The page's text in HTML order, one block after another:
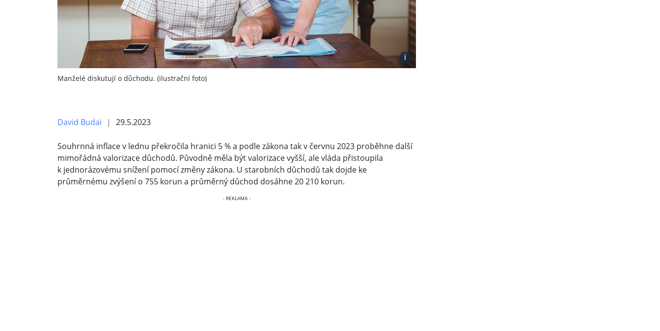
i
Manželé diskutují o důchodu. (ilustrační foto)
David Budai 29.5.2023
Souhrnná inflace v lednu překročila hranici 5 % a podle zákona tak v červnu 2023 proběhne další
mimořádná valorizace důchodů. Původně měla být valorizace vyšší, ale vláda přistoupila
k jednorázovému snížení pomocí změny zákona. U starobních důchodů tak dojde ke
průměrnému zvýšení o 755 korun a průměrný důchod dosáhne 20 210 korun.